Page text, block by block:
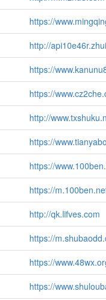
https://
http://
https://
https://
http://
https://
https://
https://
http://qk.lifves.com
https://
https://
https://